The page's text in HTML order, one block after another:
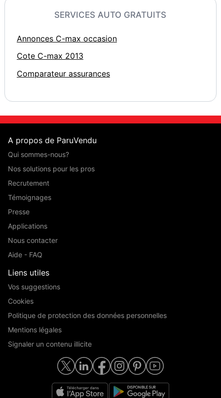
SERVICES AUTO GRATUITS
Annonces C-max occasion
Cote C-max 2013
Comparateur assurances
A propos de ParuVendu
Qui sommes-nous?
Nos solutions pour les pros
Recrutement
Témoignages
Presse
Applications
Nous contacter
Aide - FAQ
Liens utiles
Vos suggestions
Cookies
Politique de protection des données personnelles
Mentions légales
Signaler un contenu illicite